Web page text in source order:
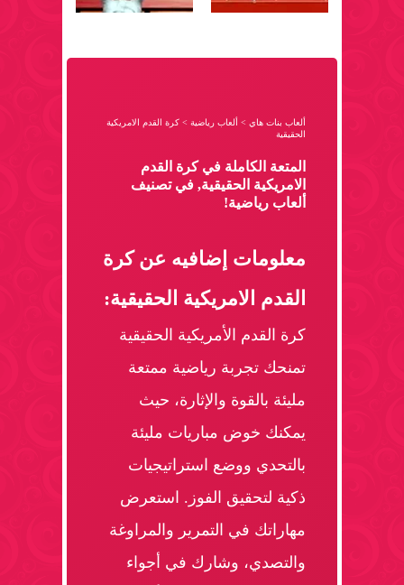
ألعاب بنات هاي > ألعاب رياضية > كرة القدم الامريكية
الحقيقية
المتعة الكاملة في كرة القدم
الامريكية الحقيقية, في تصنيف
ألعاب رياضية!
معلومات إضافيه عن كرة
القدم الامريكية الحقيقية:
كرة القدم الأمريكية الحقيقية
تمنحك تجربة رياضية ممتعة
مليئة بالقوة والإثارة، حيث
يمكنك خوض مباريات مليئة
بالتحدي ووضع استراتيجيات
ذكية لتحقيق الفوز. استعرض
مهاراتك في التمرير والمراوغة
والتصدي، وشارك في أجواء